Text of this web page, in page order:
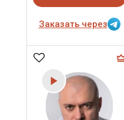
Заказать через